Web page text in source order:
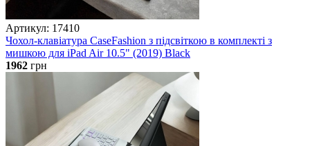
Артикул: 17410
Чохол-клавіатура CaseFashion з підсвіткою в комплекті з
мишкою для iPad Air 10.5" (2019) Black
1962 грн